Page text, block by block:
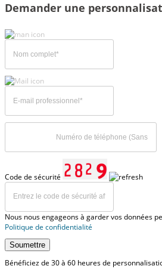
Demander une
Code de sécurité
Nous nous engageons à garder vos données
Politique de confidentialité
Soumettre
Bénéficiez de 30 à 60 heures de